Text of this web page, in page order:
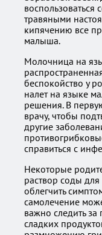
травяными
кипячению все
малыша.
Молочница на
беспокойство у
налет на языке
решения. В
врачу, чтобы
другие
справиться с
Некоторые
раствор соды
облегчить
самолечение
важно следить за
сладких